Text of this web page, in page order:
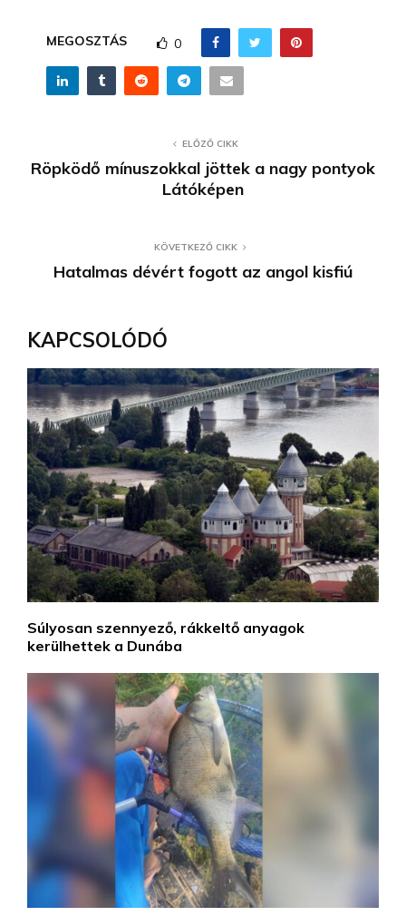
MEGOSZTÁS 0
ELŐZŐ CIKK
Röpködő mínuszokkal jöttek a nagy pontyok
Látóképen
KÖVETKEZŐ CIKK
Hatalmas dévért fogott az angol kisfiú
KAPCSOLÓDÓ
Súlyosan szennyező, rákkeltő anyagok
kerülhettek a Dunába